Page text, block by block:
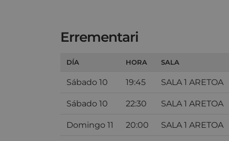
Errementari
DÍA HORA SALA
Sábado 10 19:45 SALA 1 ARETOA
Sábado 10 22:30 SALA 1 ARETOA
Domingo 11 20:00 SALA 1 ARETOA